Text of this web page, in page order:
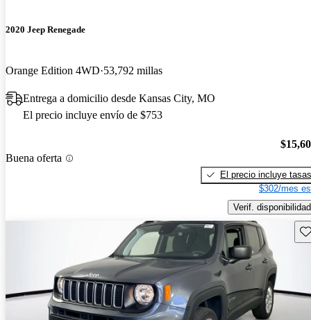
2020 Jeep Renegade
Orange Edition 4WD 53,792 millas
Entrega a domicilio desde Kansas City, MO
El precio incluye envío de $753
Buena oferta
El precio incluye tasas
$302/mes
Verif. disponibilidad